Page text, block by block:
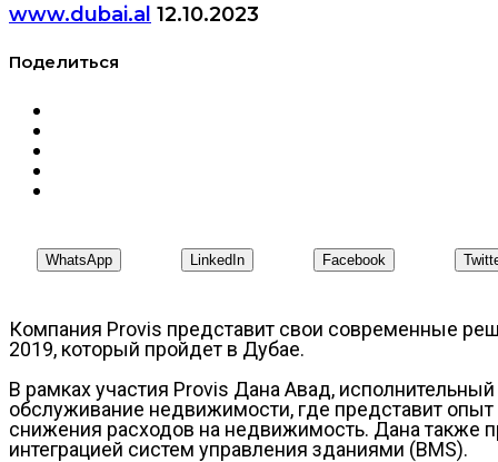
www.dubai.al 12.10.2023
Поделиться
WhatsApp LinkedIn Facebook
Компания Provis представит свои современные
2019, который пройдет в Дубае.
В рамках участия Provis Дана Авад,
обслуживание недвижимости, где представит
снижения расходов на недвижимость. Дана также
интеграцией систем управления зданиями (BMS).